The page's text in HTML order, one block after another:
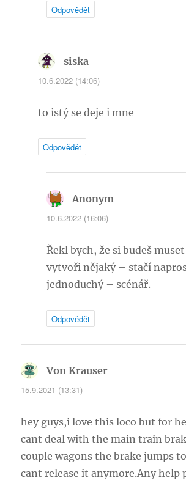
Odpovědět
siska
10.6.2022 (14:06)
to istý se deje i mne
Odpovědět
Anonym
10.6.2022 (16:06)
Řekl bych, že si budeš
vytvoři nějaký – stačí
jednoduchý – scénář.
Odpovědět
Von Krauser
15.9.2021 (13:31)
hey guys,i love this loco but for
cant deal with the main train
couple wagons the brake jumps
cant release it anymore.Any help